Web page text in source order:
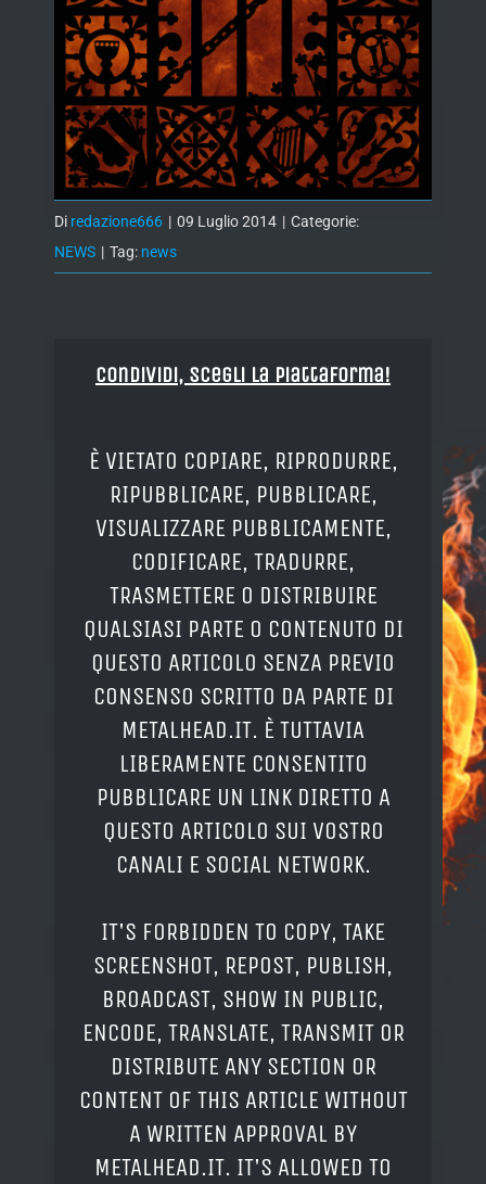
Di redazione666 | 09 Luglio 2014 | Categorie:
NEWS | Tag: news
Condividi, Scegli la piattaforma!
È VIETATO COPIARE, RIPRODURRE,
RIPUBBLICARE, PUBBLICARE,
VISUALIZZARE PUBBLICAMENTE,
CODIFICARE, TRADURRE,
TRASMETTERE O DISTRIBUIRE
QUALSIASI PARTE O CONTENUTO DI
QUESTO ARTICOLO SENZA PREVIO
CONSENSO SCRITTO DA PARTE DI
METALHEAD.IT. È TUTTAVIA
LIBERAMENTE CONSENTITO
PUBBLICARE UN LINK DIRETTO A
QUESTO ARTICOLO SUI VOSTRO
CANALI E SOCIAL NETWORK.
IT'S FORBIDDEN TO COPY, TAKE
SCREENSHOT, REPOST, PUBLISH,
BROADCAST, SHOW IN PUBLIC,
ENCODE, TRANSLATE, TRANSMIT OR
DISTRIBUTE ANY SECTION OR
CONTENT OF THIS ARTICLE WITHOUT
A WRITTEN APPROVAL BY
METALHEAD.IT. IT'S ALLOWED TO